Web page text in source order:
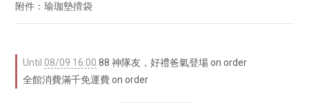
附件：瑜珈墊揹袋
Until 08/09 16:00 88 神隊友，好禮爸氣登場 on order
全館消費滿千免運費 on order